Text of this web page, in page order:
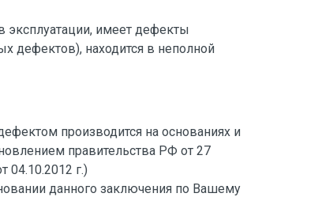
эксплуатации, имеет дефекты
дефектов), находится в неполной
производится на основаниях и
правительства РФ от 27
04.10.2012 г.)
данного заключения по Вашему